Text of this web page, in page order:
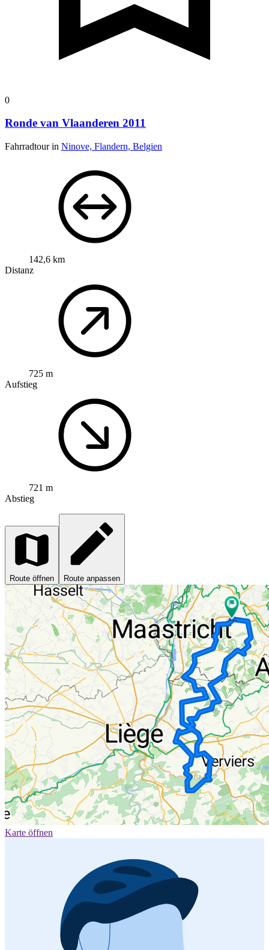
0
Ronde van Vlaanderen 2011
Fahrradtour in Ninove, Flandern, Belgien
142,6 km
Distanz
725 m
Aufstieg
721 m
Abstieg
Route öffnen Route anpassen
Karte öffnen